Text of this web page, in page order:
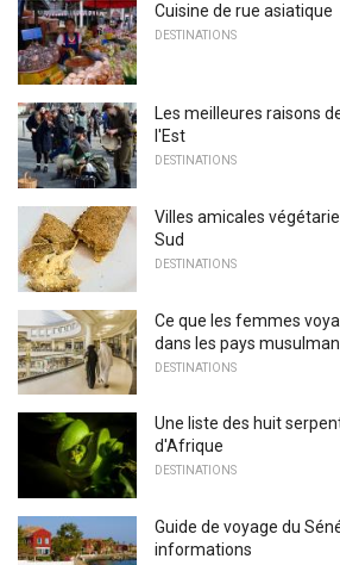
Cuisine de rue asiatique
DESTINATIONS
Les meilleures raisons
l'Est
DESTINATIONS
Villes amicales
Sud
DESTINATIONS
Ce que les femmes
dans les pays
DESTINATIONS
Une liste des huit
d'Afrique
DESTINATIONS
Guide de voyage du
informations